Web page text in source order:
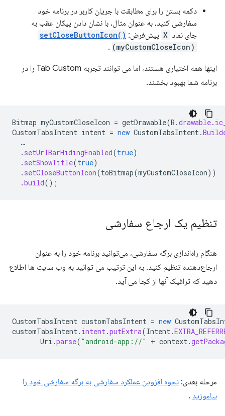
دکمه بستن را برای مطابقت با جریان کاربر در برنامه خود
سفارشی کنید، به عنوان مثال، با نشان دادن پیکان عقب به
جای نماد X پیش‌فرض: setCloseButtonIcon()
(myCustomCloseIcon)
.
اینها همه اختیاری هستند، اما می توانند تجربه Tab Custom را در
برنامه شما بهبود بخشند.
Bitmap myCustomCloseIcon = getDrawable(R .drawable.
CustomTabsIntent intent = new CustomTabsIntent.
…
. setUrlBarHidingEnabled(true)
. setShowTitle(true)
. setCloseButtonIcon(toBitmap(myCustomCloseIcon))
.build();
تنظیم یک ارجاع سفارشی
هنگام راه‌اندازی برگه سفارشی، می‌توانید برنامه خود را به عنوان
ارجاع‌دهنده تنظیم کنید. به این ترتیب می توانید به وب سایت ها اطلاع
دهید که ترافیک آنها از کجا می آید.
CustomTabsIntent customTabsIntent = new
customTabsIntent. intent.putExtra(Intent.
Uri .parse( "android-app://" + context.
مرحله بعدی: نحوه افزودن عملکرد سفارشی به برگه سفارشی خود را
بیاموزید .